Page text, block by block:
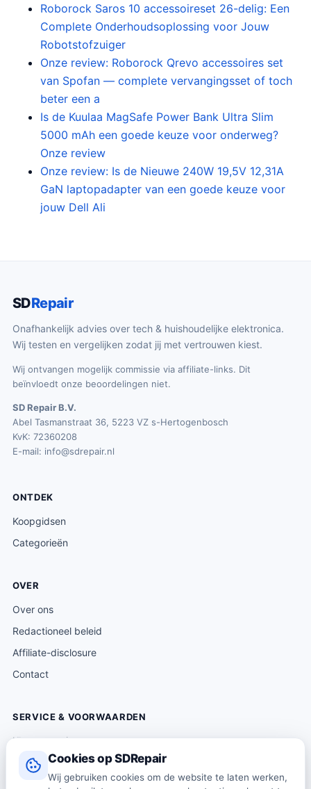
Cookies op SDRepair
Wij gebruiken cookies om de website te laten werken,
p
r
o
n
k
e
l
i
j
k
e
p
w
s
€
9
.
9
g
e
p
r
i
j
s
i
s
:
€
Roborock Saros 10 accessoireset 26-delig: Een
Complete Onderhoudsoplossing voor Jouw
Robotstofzuiger
Onze review: Roborock Qrevo accessoires set
van Spofan — complete vervangingsset of toch
beter een a
Is de Kuulaa MagSafe Power Bank Ultra Slim
5000 mAh een goede keuze voor onderweg?
Onze review
Onze review: Is de Nieuwe 240W 19,5V 12,31A
GaN laptopadapter van een goede keuze voor
jouw Dell Ali
SDRepair
Onafhankelijk advies over tech & huishoudelijke elektronica.
Wij testen en vergelijken zodat jij met vertrouwen kiest.
Wij ontvangen mogelijk commissie via affiliate-links. Dit
beïnvloedt onze beoordelingen niet.
SD Repair B.V.
Abel Tasmanstraat 36, 5223 VZ s-Hertogenbosch
KvK: 72360208
E-mail: info@sdrepair.nl
ONTDEK
Koopgidsen
Categorieën
OVER
Over ons
Redactioneel beleid
Affiliate-disclosure
Contact
SERVICE & VOORWAARDEN
Klantenservice
Verzending & levering
Retourneren